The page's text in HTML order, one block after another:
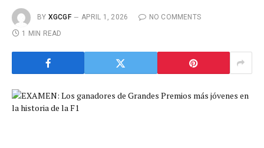
BY XGCGF APRIL 1, 2026
NO COMMENTS
1 MIN READ